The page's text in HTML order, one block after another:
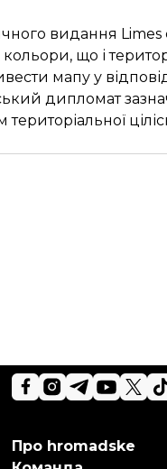
видання
що і
мапу у
дипломат
Про hromadske